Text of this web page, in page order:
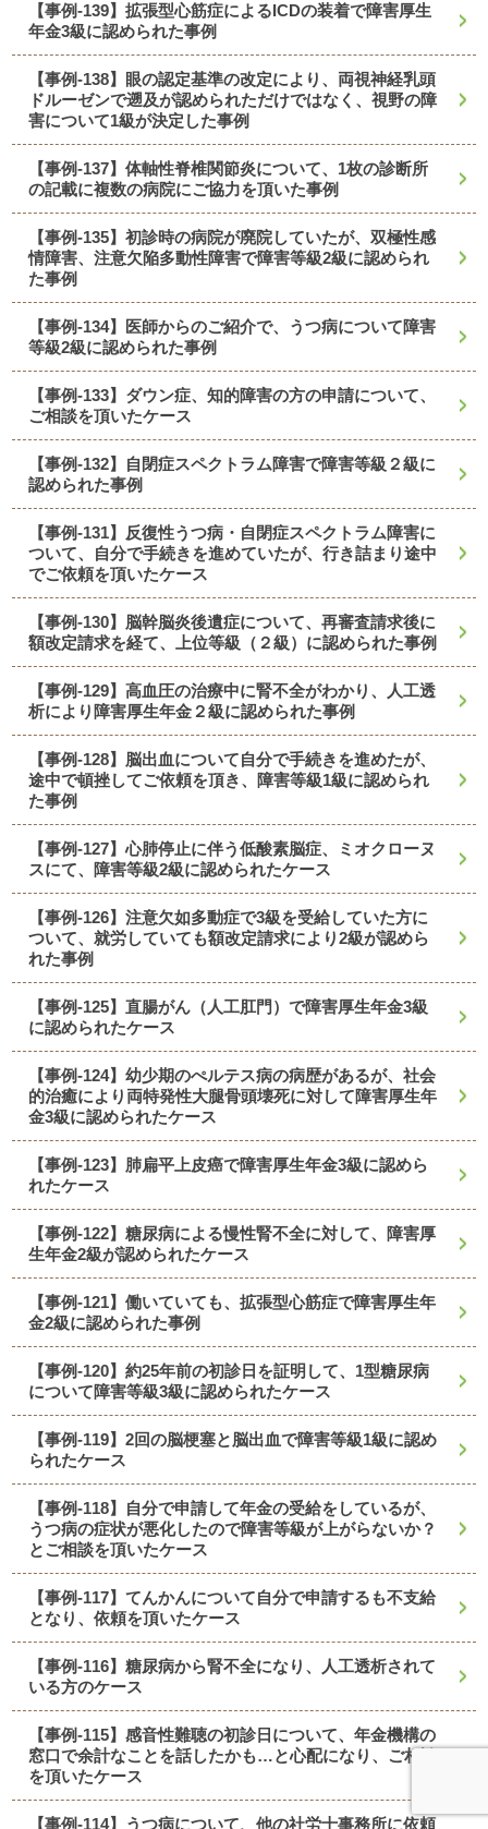
【事例-139】拡張型心筋症によるICDの装着で障害厚生
年金3級に認められた事例
【事例-138】眼の認定基準の改定により、両視神経乳頭
ドルーゼンで遡及が認められただけではなく、視野の障
害について1級が決定した事例
【事例-137】体軸性脊椎関節炎について、1枚の診断所
の記載に複数の病院にご協力を頂いた事例
【事例-135】初診時の病院が廃院していたが、双極性感
情障害、注意欠陥多動性障害で障害等級2級に認められ
た事例
【事例-134】医師からのご紹介で、うつ病について障害
等級2級に認められた事例
【事例-133】ダウン症、知的障害の方の申請について、
ご相談を頂いたケース
【事例-132】自閉症スペクトラム障害で障害等級２級に
認められた事例
【事例-131】反復性うつ病・自閉症スペクトラム障害に
ついて、自分で手続きを進めていたが、行き詰まり途中
でご依頼を頂いたケース
【事例-130】脳幹脳炎後遺症について、再審査請求後に
額改定請求を経て、上位等級（２級）に認められた事例
【事例-129】高血圧の治療中に腎不全がわかり、人工透
析により障害厚生年金２級に認められた事例
【事例-128】脳出血について自分で手続きを進めたが、
途中で頓挫してご依頼を頂き、障害等級1級に認められ
た事例
【事例-127】心肺停止に伴う低酸素脳症、ミオクローヌ
スにて、障害等級2級に認められたケース
【事例-126】注意欠如多動症で3級を受給していた方に
ついて、就労していても額改定請求により2級が認めら
れた事例
【事例-125】直腸がん（人工肛門）で障害厚生年金3級
に認められたケース
【事例-124】幼少期のぺルテス病の病歴があるが、社会
的治癒により両特発性大腿骨頭壊死に対して障害厚生年
金3級に認められたケース
【事例-123】肺扁平上皮癌で障害厚生年金3級に認めら
れたケース
【事例-122】糖尿病による慢性腎不全に対して、障害厚
生年金2級が認められたケース
【事例-121】働いていても、拡張型心筋症で障害厚生年
金2級に認められた事例
【事例-120】約25年前の初診日を証明して、1型糖尿病
について障害等級3級に認められたケース
【事例-119】2回の脳梗塞と脳出血で障害等級1級に認め
られたケース
【事例-118】自分で申請して年金の受給をしているが、
うつ病の症状が悪化したので障害等級が上がらないか？
とご相談を頂いたケース
【事例-117】てんかんについて自分で申請するも不支給
となり、依頼を頂いたケース
【事例-116】糖尿病から腎不全になり、人工透析されて
いる方のケース
【事例-115】感音性難聴の初診日について、年金機構の
窓口で余計なことを話したかも…と心配になり、ご相談
を頂いたケース
【事例-114】うつ病について、他の社労士事務所に依頼